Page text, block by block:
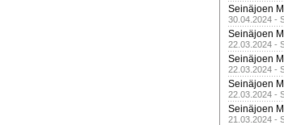
Seinäjoen
30.04.2024 -
Seinäjoen
22.03.2024 -
Seinäjoen
22.03.2024 -
Seinäjoen
22.03.2024 -
Seinäjoen
21.03.2024 -